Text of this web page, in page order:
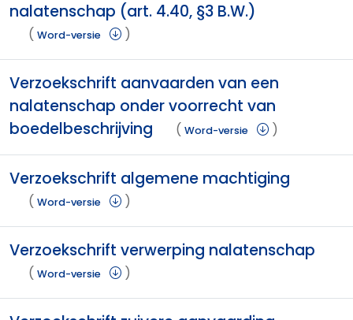
nalatenschap (art. 4.40, §3 B.W.)
( Word-versie )
Verzoekschrift aanvaarden van een
nalatenschap onder voorrecht van
boedelbeschrijving
( Word-versie )
Verzoekschrift algemene machtiging
( Word-versie )
Verzoekschrift verwerping nalatenschap
( Word-versie )